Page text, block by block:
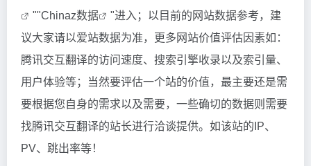
""Chinaz数据
"进入；以目前的网站数据参考，建
议大家请以爱站数据为准，更多网站价值评估因素如：
腾讯交互翻译的访问速度、搜索引擎收录以及索引量、
用户体验等；当然要评估一个站的价值，最主要还是需
要根据您自身的需求以及需要，一些确切的数据则需要
找腾讯交互翻译的站长进行洽谈提供。如该站的IP、
PV、跳出率等！